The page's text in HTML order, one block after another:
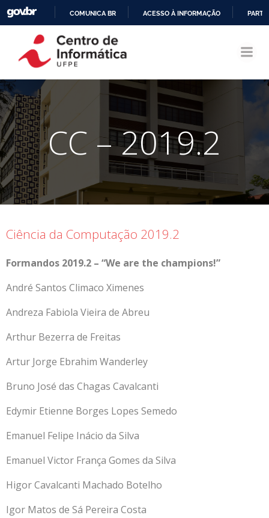
CONTEÚDO
COMUNICA BR ACESSO À INFORMAÇÃO
CC – 2019.2
Ciência da Computação 2019.2
Formandos 2019.2 – “We are the champions!”
André Santos Climaco Ximenes
Andreza Fabiola Vieira de Abreu
Arthur Bezerra de Freitas
Artur Jorge Ebrahim Wanderley
Bruno José das Chagas Cavalcanti
Edymir Etienne Borges Lopes Semedo
Emanuel Felipe Inácio da Silva
Emanuel Victor França Gomes da Silva
Higor Cavalcanti Machado Botelho
Igor Matos de Sá Pereira Costa